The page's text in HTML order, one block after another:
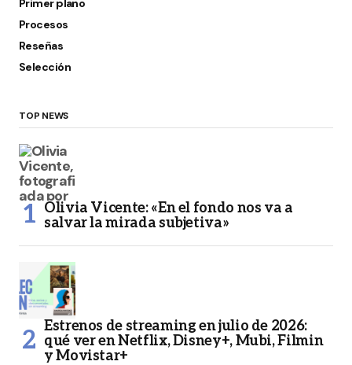
Primer plano
Procesos
Reseñas
Selección
TOP NEWS
Olivia Vicente: «En el fondo nos va a
salvar la mirada subjetiva»
Estrenos de streaming en julio de 2026:
qué ver en Netflix, Disney+, Mubi, Filmin
y Movistar+